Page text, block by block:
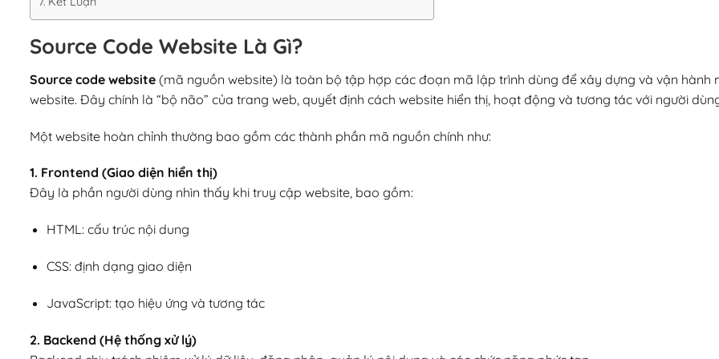
Source Code Website Là Gì?
Source code website (mã nguồn website) là toàn bộ tập hợp các đoạn mã lập trình dùng để xây dựng và vận hành
website. Đây chính là “bộ não” của trang web, quyết định cách website hiển thị, hoạt động và tương tác với người
Một website hoàn chỉnh thường bao gồm các thành phần mã nguồn chính như:
1. Frontend (Giao diện hiển thị)
Đây là phần người dùng nhìn thấy khi truy cập website, bao gồm:
HTML: cấu trúc nội dung
CSS: định dạng giao diện
JavaScript: tạo hiệu ứng và tương tác
2. Backend (Hệ thống xử lý)